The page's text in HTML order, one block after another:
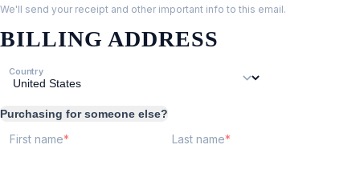
We'll send your receipt and other important info to this email.
BILLING ADDRESS
Country
Purchasing for someone else?
First name Last name